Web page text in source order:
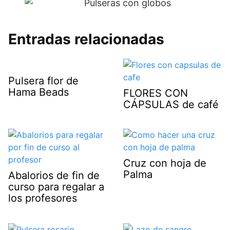
Entradas relacionadas
Pulsera flor de
Hama Beads
FLORES CON
CÁPSULAS de café
Abalorios de fin de
curso para regalar a
los profesores
Cruz con hoja de
Palma